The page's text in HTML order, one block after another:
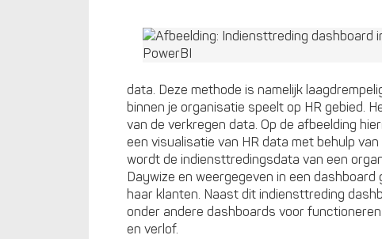
data. Deze methode is namelijk
binnen je organisatie speelt op HR gebied.
van de verkregen data. Op de afbeelding
een visualisatie van HR data met behulp
wordt de indiensttredingsdata van een
Daywize en weergegeven in een
haar klanten. Naast dit indiensttreding
onder andere dashboards voor
en verlof.